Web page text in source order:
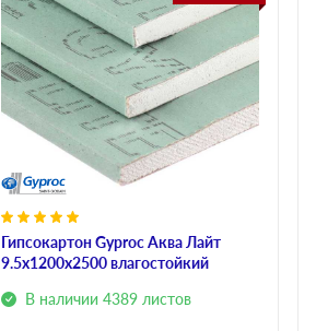
Гипсокартон Gyproc Аква Лайт
9.5х1200х2500 влагостойкий
В наличии 4389 листов